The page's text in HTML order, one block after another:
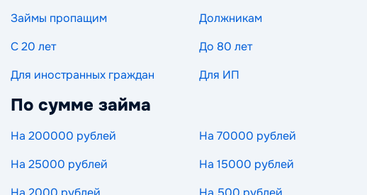
Займы пропащим
Должникам
С 20 лет
До 80 лет
Для иностранных граждан
Для ИП
По сумме займа
На 200000 рублей На 70000 рублей
На 25000 рублей
На 15000 рублей